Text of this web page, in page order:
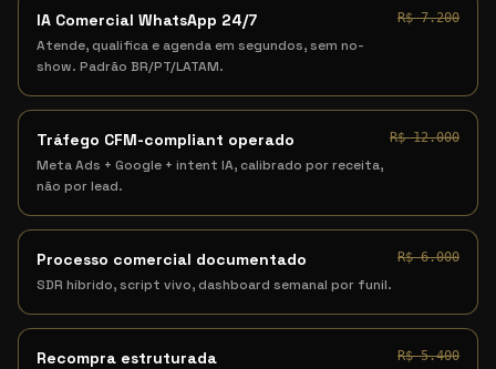
IA Comercial WhatsApp 24/7
Atende, qualifica e agenda em segundos, sem no-
show. Padrão BR/PT/LATAM.
R$ 7.200
Tráfego CFM-compliant operado
Meta Ads + Google + intent IA, calibrado por receita,
não por lead.
R$ 12.000
Processo comercial documentado
SDR híbrido, script vivo, dashboard semanal por funil.
R$ 6.000
Recompra estruturada R$ 5.400